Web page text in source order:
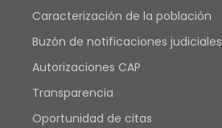
Caracterización de la población
Buzón de notificaciones judiciales
Autorizaciones CAP
Transparencia
Oportunidad de citas